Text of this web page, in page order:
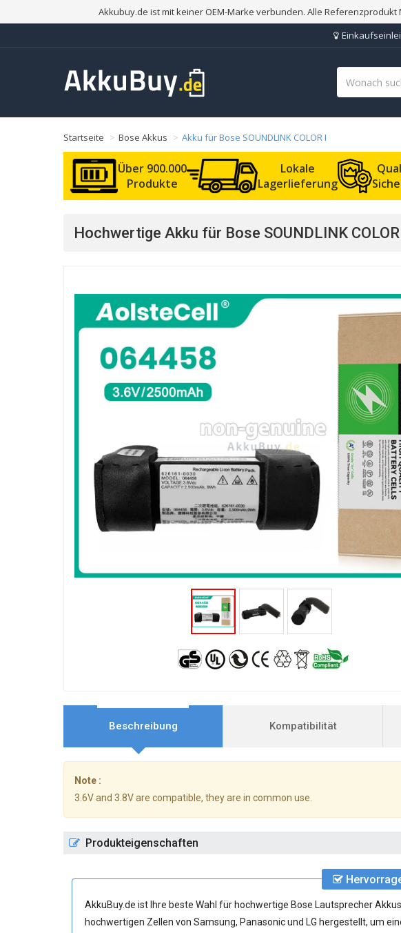
Akkubuy.de ist mit keiner OEM-Marke verbunden. Alle
Startseite Bose Akkus Akku für Bose SOUNDLINK COLOR I
Über 900.000
Produkte
Lokale
Lagerlieferung
Hochwertige Akku für Bose SOUNDLINK
Beschreibung Kompatibilität
Note :
3.6V and 3.8V are compatible, they are in common use.
Produkteigenschaften
AkkuBuy.de ist Ihre beste Wahl für hochwertige Bose Lautsprecher
hochwertigen Zellen von Samsung, Panasonic und LG hergestellt, um